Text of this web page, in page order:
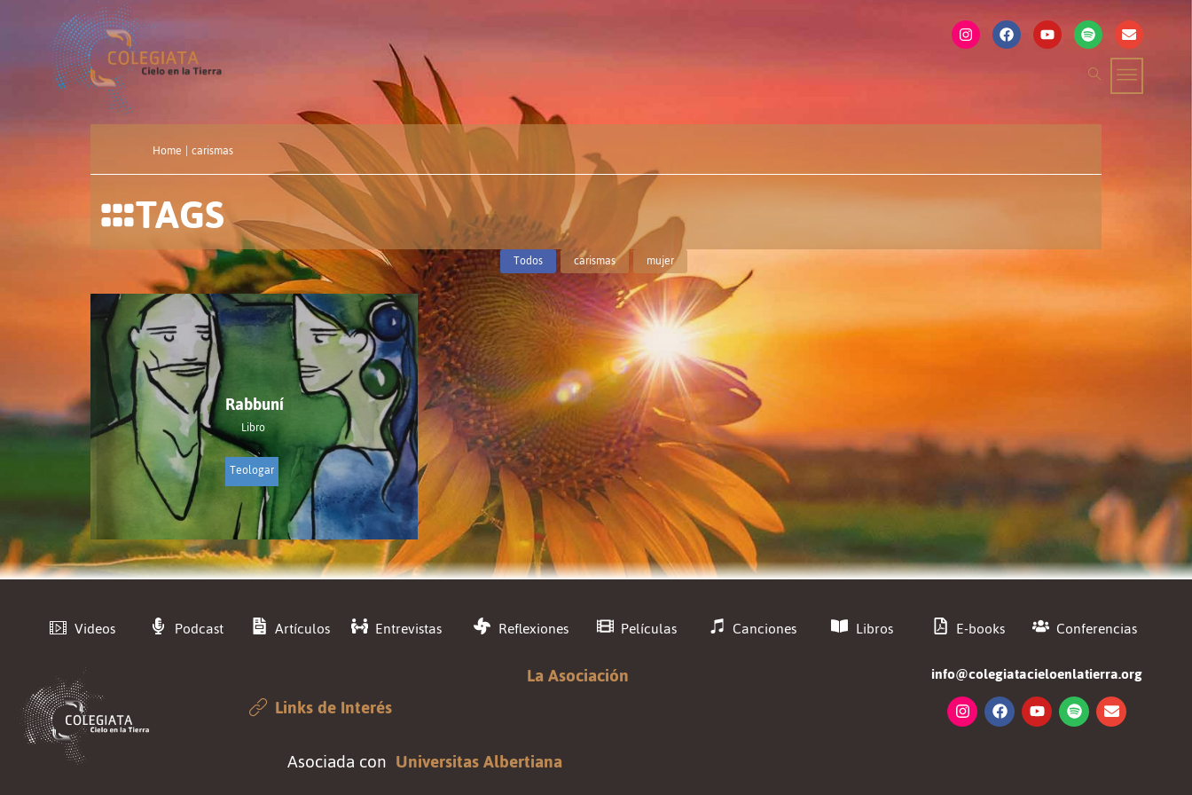
Home | carismas
TAGS
Todos carismas mujer
Rabbuní
Libro
Teologar
Videos Podcast Artículos Entrevistas Reflexiones Películas Canciones Libros E-books Conferencias
La Asociación
Links de Interés
Asociada con Universitas Albertiana
info@colegiatacieloenlatierra.org